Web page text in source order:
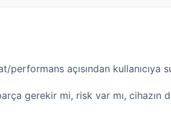
açısından kullanıcıya
gerekir mi, risk var mı, cihazın